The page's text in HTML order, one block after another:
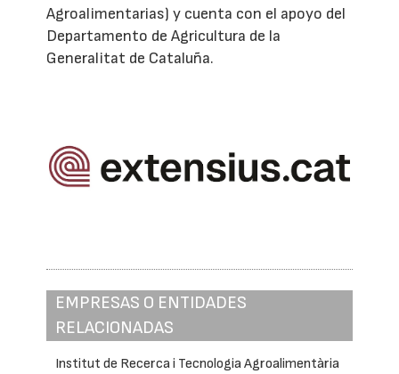
Agroalimentarias) y cuenta con el apoyo del
Departamento de Agricultura de la
Generalitat de Cataluña.
EMPRESAS O ENTIDADES
RELACIONADAS
Institut de Recerca i Tecnologia Agroalimentària